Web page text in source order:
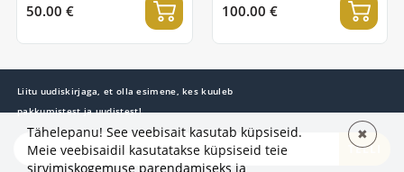
50.00 € 100.00 €
Liitu uudiskirjaga, et olla esimene, kes kuuleb
pakkumistest ja uudistest!
TELLI
Tähelepanu! See veebisait kasutab küpsiseid.
Meie veebisaidil kasutatakse küpsiseid teie
sirvimiskogemuse parendamiseks ja
✖